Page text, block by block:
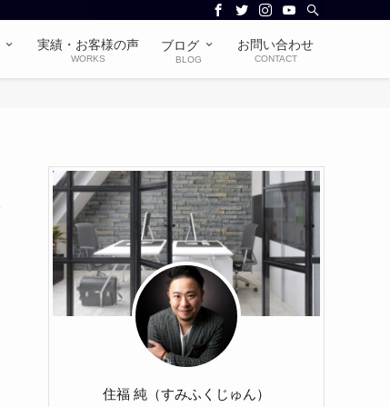
実績・お客様の声
WORKS
ブログ
BLOG
お問い合わせ
CONTACT
住福 純（すみふくじゅん）